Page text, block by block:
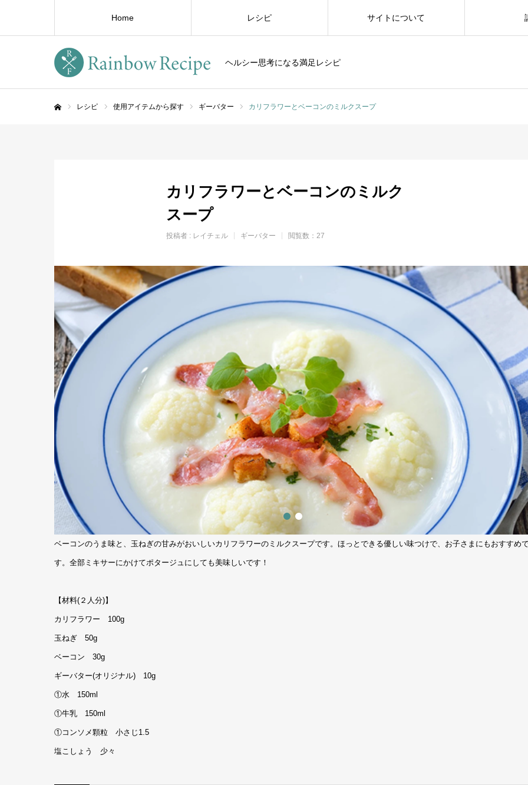
ヘルシー思考になる満足レシピ
Home レシピ サイトについて
レシピ 使用アイテムから探す ギーバター カリフラワーとベーコンのミルクスープ
カリフラワーとベーコンのミルク
スープ
投稿者 : レイチェル ギーバター 閲覧数：27
ベーコンのうま味と、玉ねぎの甘みがおいしいカリフラワーのミルクスープです。ほっとできる優しい味つけで、お子さまにもおすすめ
す。全部ミキサーにかけてポタージュにしても美味しいです！
【材料(２人分)】
カリフラワー 100g
玉ねぎ 50g
ベーコン 30g
ギーバター(オリジナル) 10g
①水 150ml
①牛乳 150ml
①コンソメ顆粒 小さじ1.5
塩こしょう 少々